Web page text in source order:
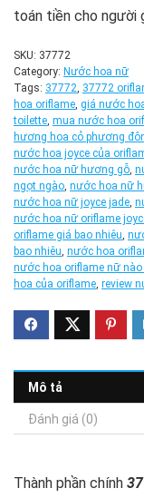
toán tiền cho người
SKU: 37772
Category: Nước hoa nữ
Tags: 37772 37772
hoa oriflame giá nước
toilette mua nước hoa
hương hoa cỏ phương
nước hoa joyce của
nước hoa nữ hương gỗ
ngọt ngào nước hoa nữ
nước hoa nữ joyce jade
nước hoa nữ oriflame
oriflame giá bao nhiêu
bao nhiêu nước hoa
nước hoa oriflame nữ
hoa của oriflame review
Mô tả
Đánh giá (0)
Thành phần chính